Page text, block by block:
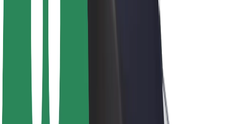
Bolt ilgtspējība
Project Zero
Blogs
Ziņu telpa